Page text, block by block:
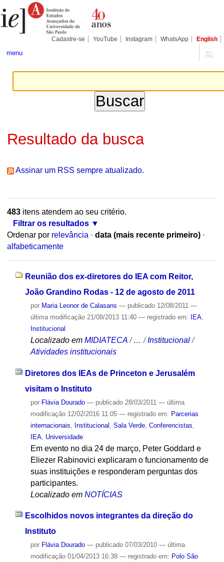
para
conteúdo.
Pessoais
Cadastre-se YouTube Instagram WhatsApp English
menu
Resultado da busca
Assinar um RSS sempre atualizado.
483itens atendem ao seu critério.
Filtrar os resultados
Ordenar por relevância · data (mais recente primeiro) ·
alfabeticamente
Reunião dos ex-diretores do IEA com Reitor,
João Grandino Rodas - 12 de agosto de 2011
por Maria Leonor de Calasans — publicado12/08/2011 —
última modificação21/08/2013 11:40 — registrado em: IEA,
Institucional
Localizado em MIDIATECA /…/Institucional /
Atividades institucionais
Diretores dos IEAs de Princeton e Jerusalém
visitam o Instituto
por Flávia Dourado — publicado28/03/2011 — última
modificação12/02/2016 11:05 — registrado em: Parcerias
internacionais
Institucional Sala Verde, Conferencistas
IEA, Universidade
Em evento no dia 24 de março, Peter Goddard e
Eliezer Rabinovici explicaram o funcionamento de
suas instituições e responderam perguntas dos
participantes.
Localizado em NOTÍCIAS
Escolhidos novos integrantes da direção do
Instituto
por Flávia Dourado — publicado07/03/2010 — última
modificação01/04/2013 16:38 — registrado em: Polo São